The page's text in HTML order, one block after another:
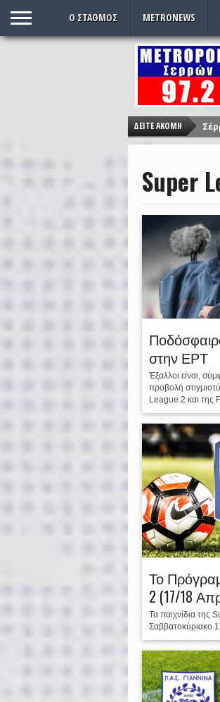
O ΣΤΑΘΜΌΣ METRONEWS
ΔΕΊΤΕ ΑΚΌΜΗ
Super
στην ΕΡΤ
Έξαλλοι είναι,
προβολή
League 2 και της
Το
2 (17/18
Τα παιχνίδια της
Σαββατοκύριακο